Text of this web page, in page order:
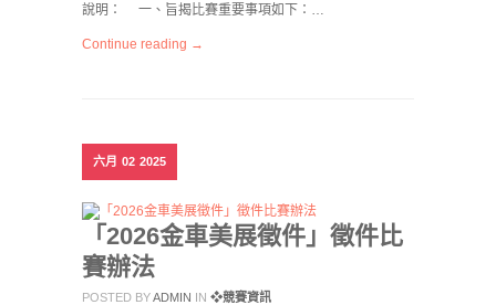
說明： 一、旨揭比賽重要事項如下：…
Continue reading →
六月 02 2025
「2026金車美展徵件」徵件比
賽辦法
POSTED BYADMIN IN ❖競賽資訊